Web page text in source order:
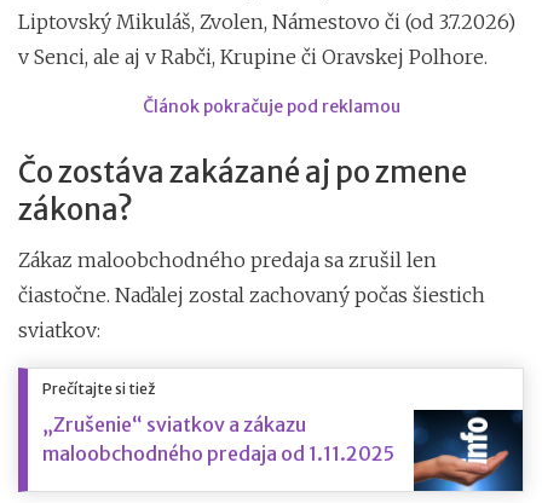
Liptovský Mikuláš, Zvolen, Námestovo či (od 3.7.2026)
v Senci, ale aj v Rabči, Krupine či Oravskej Polhore.
Článok pokračuje pod reklamou
Čo zostáva zakázané aj po zmene
zákona?
Zákaz maloobchodného predaja sa zrušil len
čiastočne. Naďalej zostal zachovaný počas šiestich
sviatkov:
Prečítajte si tiež
„Zrušenie“ sviatkov a zákazu
maloobchodného predaja od 1.11.2025